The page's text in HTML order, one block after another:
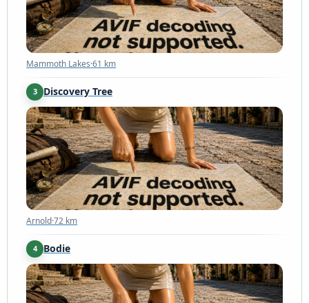
Mammoth Lakes·61 km
3 Discovery Tree
Arnold·72 km
Arnold·72 km
4 Bodie
California·87 km